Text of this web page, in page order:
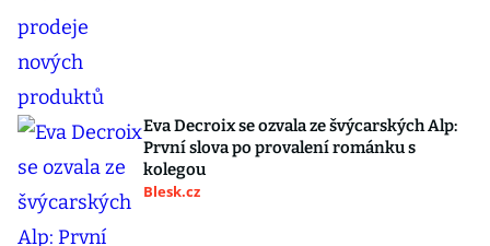
Eva Decroix se ozvala ze švýcarských Alp:
První slova po provalení románku s
kolegou
Blesk.cz